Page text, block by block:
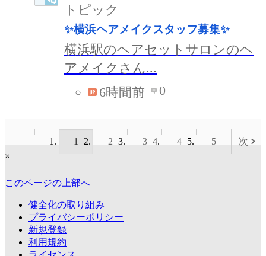
トピック
✨横浜ヘアメイクスタッフ募集✨
横浜駅のヘアセットサロンのヘ
アメイクさん...
6時間前
0
1 2 3 4 5
次
×
このページの上部へ
健全化の取り組み
プライバシーポリシー
新規登録
利用規約